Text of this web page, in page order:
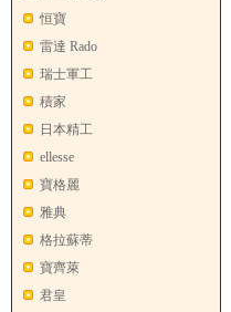
恒寶
雷達 Rado
瑞士軍工
積家
日本精工
ellesse
寶格麗
雅典
格拉蘇蒂
寶齊萊
君皇